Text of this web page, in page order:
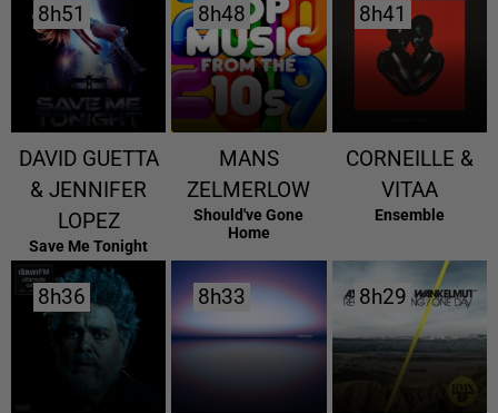
8h51
8h51
DAVID GUETTA
& JENNIFER
LOPEZ
Save Me Tonight
8h48
8h48
MANS
ZELMERLOW
Should've Gone
Home
8h41
8h41
CORNEILLE &
VITAA
Ensemble
8h36
8h36 8h33
8h33 8h29
8h29